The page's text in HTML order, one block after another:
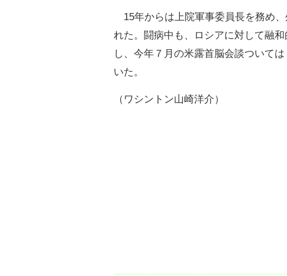
15年からは上院軍事委員長を務め
れた。闘病中も、ロシアに対して融
し、今年７月の米露首脳会談ついて
いた。
（ワシントン山崎洋介）